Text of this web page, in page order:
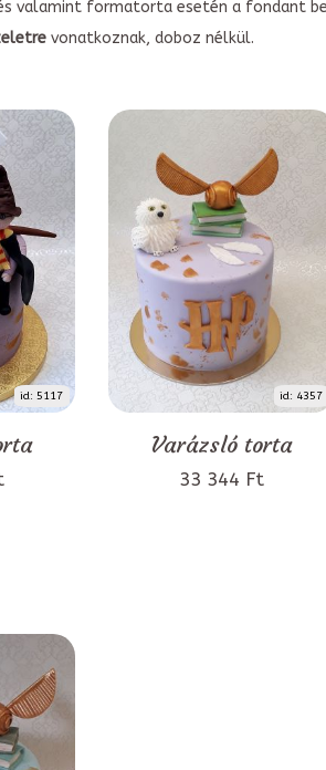
valamint formatorta esetén a fondant
vonatkoznak, doboz nélkül.
id: 5117 id: 4357
Varázsló torta
33 344 Ft